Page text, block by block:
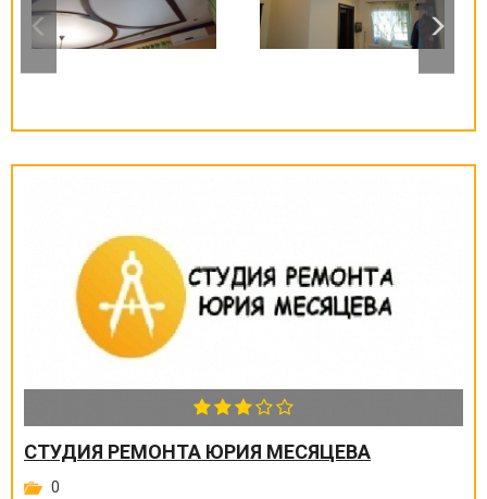
СТУДИЯ РЕМОНТА ЮРИЯ МЕСЯЦЕВА
0